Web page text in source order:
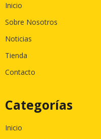
Inicio
Sobre Nosotros
Noticias
Tienda
Contacto
Categorías
Inicio